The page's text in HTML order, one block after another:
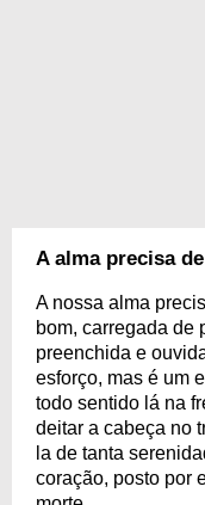
A alma precisa
A nossa alma
bom, carregada de
preenchida e
esforço, mas é um
todo sentido lá na
deitar a cabeça no
la de tanta
coração, posto por